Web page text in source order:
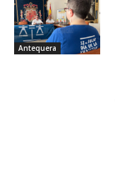
Antequera